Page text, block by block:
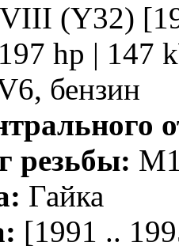
VIII (Y32)
197 hp | 147
бензин
резьбы:
Гайка
[1991 ..